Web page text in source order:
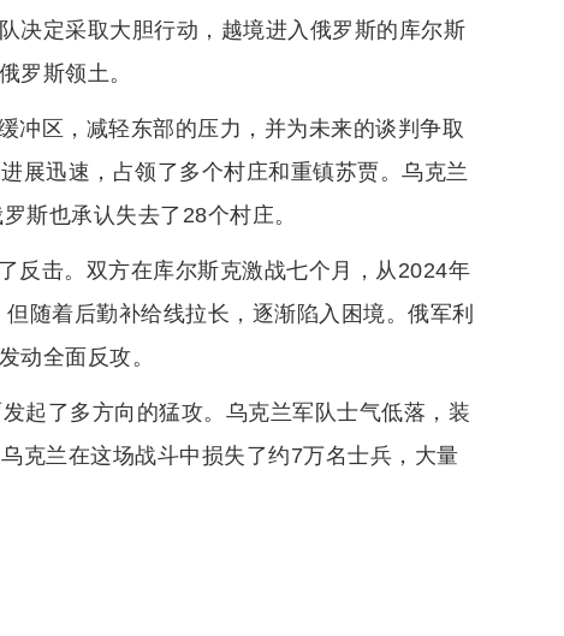
决定采取大胆行动，越境进入俄罗斯的库尔斯
罗斯领土。
冲区，减轻东部的压力，并为未来的谈判争取
展迅速，占领了多个村庄和重镇苏贾。乌克兰
斯也承认失去了28个村庄。
反击。双方在库尔斯克激战七个月，从2024年
随着后勤补给线拉长，逐渐陷入困境。俄军利
动全面反攻。
起了多方向的猛攻。乌克兰军队士气低落，装
克兰在这场战斗中损失了约7万名士兵，大量